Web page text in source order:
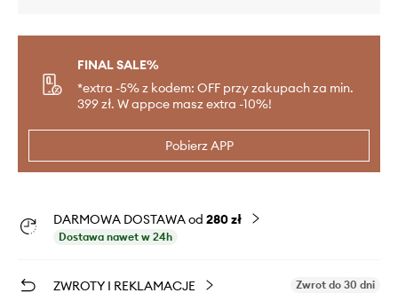
FINAL SALE%
*extra -5% z kodem: OFF przy zakupach za min.
399 zł. W appce masz extra -10%!
Pobierz APP
DARMOWA DOSTAWA od 280 zł
Dostawa nawet w 24h
ZWROTY I REKLAMACJE Zwrot do 30 dni